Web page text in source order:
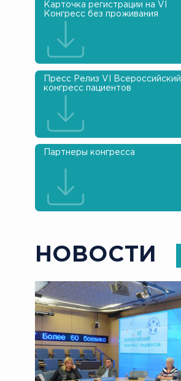
Карточка регистрации на VI
Конгресс без проживания
Пресс Релиз VI Всероссийский
конгресс пациентов
Партнеры конгресса
НОВОСТИ